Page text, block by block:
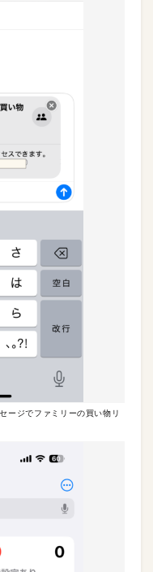
ージでファミリーの買い物リ